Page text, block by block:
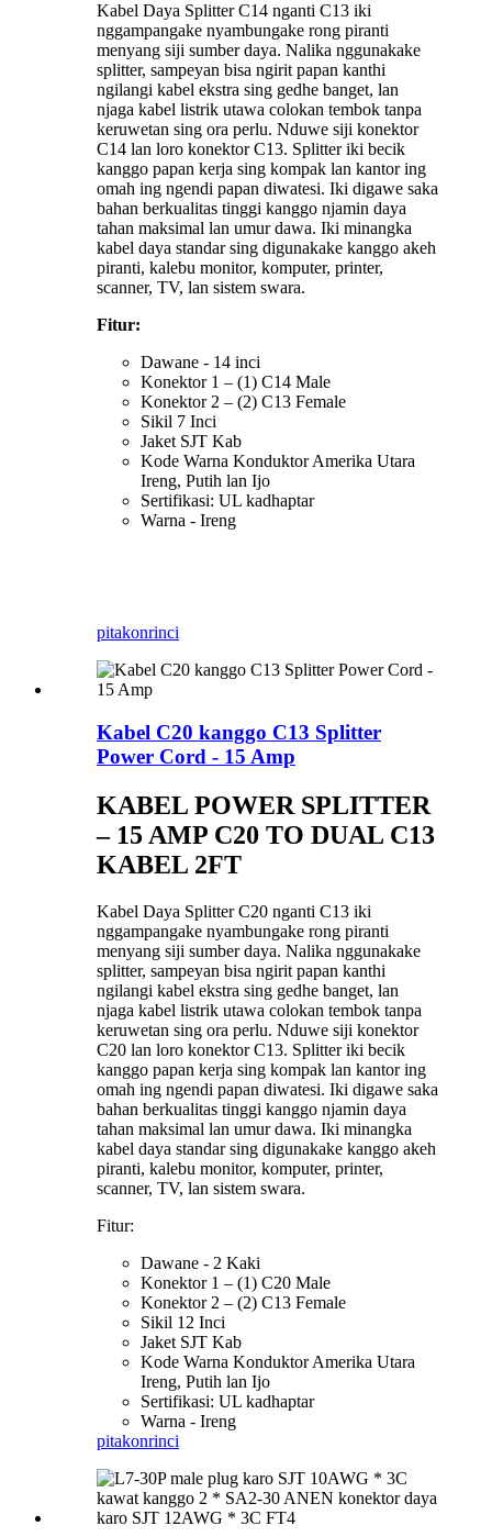
Kabel Daya Splitter C14 nganti C13 iki
nggampangake nyambungake rong piranti
menyang siji sumber daya. Nalika nggunakake
splitter, sampeyan bisa ngirit papan kanthi
ngilangi kabel ekstra sing gedhe banget, lan
njaga kabel listrik utawa colokan tembok tanpa
keruwetan sing ora perlu. Nduwe siji konektor
C14 lan loro konektor C13. Splitter iki becik
kanggo papan kerja sing kompak lan kantor ing
omah ing ngendi papan diwatesi. Iki digawe saka
bahan berkualitas tinggi kanggo njamin daya
tahan maksimal lan umur dawa. Iki minangka
kabel daya standar sing digunakake kanggo akeh
piranti, kalebu monitor, komputer, printer,
scanner, TV, lan sistem swara.
Fitur:
Dawane - 14 inci
Konektor 1 – (1) C14 Male
Konektor 2 – (2) C13 Female
Sikil 7 Inci
Jaket SJT Kab
Kode Warna Konduktor Amerika Utara
Ireng, Putih lan Ijo
Sertifikasi: UL kadhaptar
Warna - Ireng
pitakonrinci
Kabel C20 kanggo C13 Splitter
Power Cord - 15 Amp
KABEL POWER SPLITTER
– 15 AMP C20 TO DUAL C13
KABEL 2FT
Kabel Daya Splitter C20 nganti C13 iki
nggampangake nyambungake rong piranti
menyang siji sumber daya. Nalika nggunakake
splitter, sampeyan bisa ngirit papan kanthi
ngilangi kabel ekstra sing gedhe banget, lan
njaga kabel listrik utawa colokan tembok tanpa
keruwetan sing ora perlu. Nduwe siji konektor
C20 lan loro konektor C13. Splitter iki becik
kanggo papan kerja sing kompak lan kantor ing
omah ing ngendi papan diwatesi. Iki digawe saka
bahan berkualitas tinggi kanggo njamin daya
tahan maksimal lan umur dawa. Iki minangka
kabel daya standar sing digunakake kanggo akeh
piranti, kalebu monitor, komputer, printer,
scanner, TV, lan sistem swara.
Fitur:
Dawane - 2 Kaki
Konektor 1 – (1) C20 Male
Konektor 2 – (2) C13 Female
Sikil 12 Inci
Jaket SJT Kab
Kode Warna Konduktor Amerika Utara
Ireng, Putih lan Ijo
Sertifikasi: UL kadhaptar
Warna - Ireng
pitakonrinci